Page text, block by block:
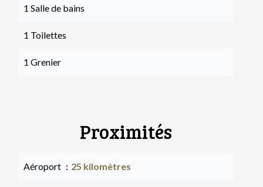
1 Salle de bains
1 Toilettes
1 Grenier
Proximités
Aéroport 25 kilomètres